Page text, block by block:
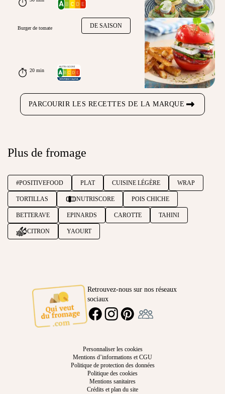
DE SAISON
Burger de tomate
20 min
PARCOURIR LES RECETTES DE LA MARQUE
Plus de fromage
#POSITIVEFOOD PLAT CUISINE LÉGÈRE WRAP
TORTILLAS NUTRISCORE POIS CHICHE
BETTERAVE EPINARDS CAROTTE TAHINI
CITRON YAOURT
Retrouvez-nous sur nos réseaux
sociaux
FACEBOOKINSTAGRAMPINTEREST
Personnaliser les cookies
Mentions d’informations et CGU
Politique de protection des données
Politique des cookies
Mentions sanitaires
Crédits et plan du site